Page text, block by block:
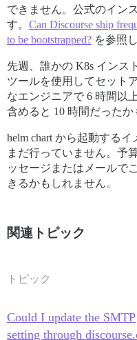
できません。公式のイン
す。 Can Discourse ship
to be bootstrapped? を参照
先週、誰かの K8s インス
ツールを使用してセット
なエンジニアで 6 時間以
含めると 10 時間だったか
helm chart から起動する
まだ行っていません。予
ッセージまたはメールで
きるかもしれません。
関連トピック
トピック
Could I update the SMTP
setting through